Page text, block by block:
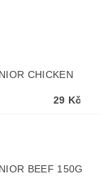
CHICKEN
29 Kč
BEEF 150G